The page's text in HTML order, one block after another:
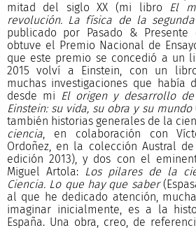
mitad del siglo XX (mi libro El
revolución. La física de la
publicado por Pasado &
obtuve el Premio Nacional de
que este premio se concedió a un
2015 volví a Einstein, con un
muchas investigaciones que había
desde mi El origen y desarrollo
Einstein: su vida, su obra y su mundo
también historias generales de la
ciencia, en colaboración con
Ordoñez, en la colección Austral de
edición 2013), y dos con el
Miguel Artola: Los pilares de la
Ciencia. Lo que hay que saber
al que he dedicado atención,
imaginar inicialmente, es a la
España. Una obra, creo, de